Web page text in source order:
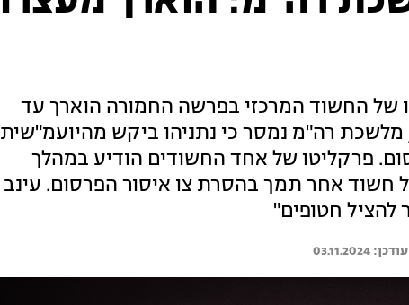
החשוד המרכזי בפרשה החמורה הוארך עד
מלשכת רה"מ נמסר כי נתניהו ביקש מהיועמ"שית
פרקליטו של אחד החשודים הודיע במהלך
חשוד אחר תמך בהסרת צו איסור הפרסום. עינב
חטופים"
03.11.2024